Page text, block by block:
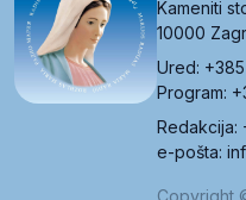
Kameniti
10000
Ured:
Program:
Redakcija:
e-pošta:
Copyright